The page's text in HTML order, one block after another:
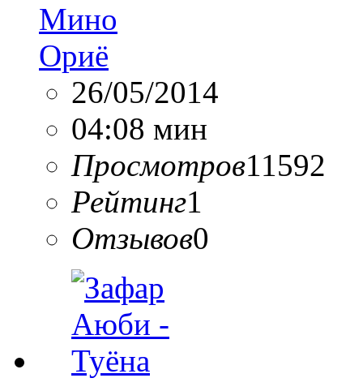
Мино
Ориё
26/05/2014
04:08 мин
Просмотров11592
Рейтинг1
Отзывов0